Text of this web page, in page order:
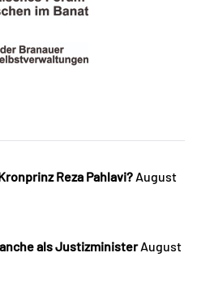
Reza Pahlavi? August
als Justizminister August